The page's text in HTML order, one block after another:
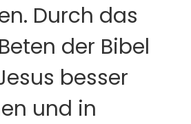
Durch das
der Bibel
besser
und in